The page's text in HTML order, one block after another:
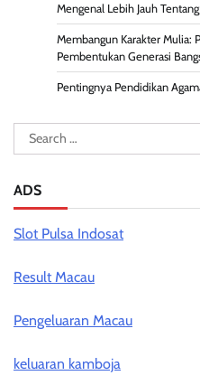
Mengenal Lebih Jauh
Membangun Karakter Mulia:
Pembentukan Generasi
Pentingnya Pendidikan
Search
for:
ADS
Slot Pulsa Indosat
Result Macau
Pengeluaran Macau
keluaran kamboja